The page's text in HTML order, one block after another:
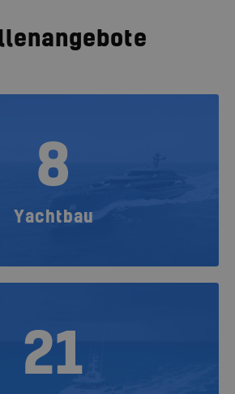
8
Yachtbau
21